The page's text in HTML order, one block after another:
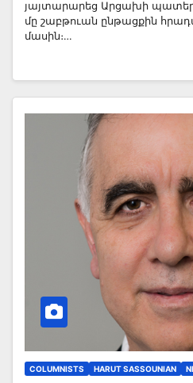
յայտարարեց Արցախի
մը շաբթուան ընթացքին
մասին։…
COLUMNISTS HARUT SASSOUNIAN